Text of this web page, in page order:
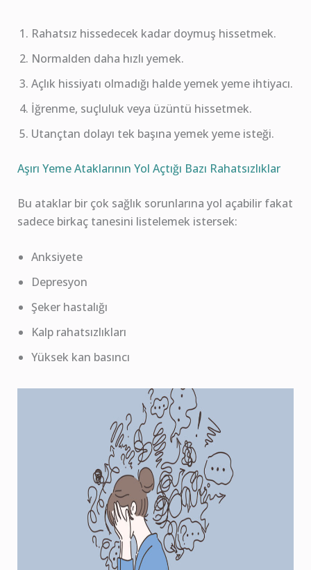
Rahatsız hissedecek kadar doymuş hissetmek.
Normalden daha hızlı yemek.
Açlık hissiyatı olmadığı halde yemek yeme ihtiyacı.
İğrenme, suçluluk veya üzüntü hissetmek.
Utançtan dolayı tek başına yemek yeme isteği.
Aşırı Yeme Ataklarının Yol Açtığı Bazı Rahatsızlıklar
Bu ataklar bir çok sağlık sorunlarına yol açabilir fakat
sadece birkaç tanesini listelemek istersek:
Anksiyete
Depresyon
Şeker hastalığı
Kalp rahatsızlıkları
Yüksek kan basıncı